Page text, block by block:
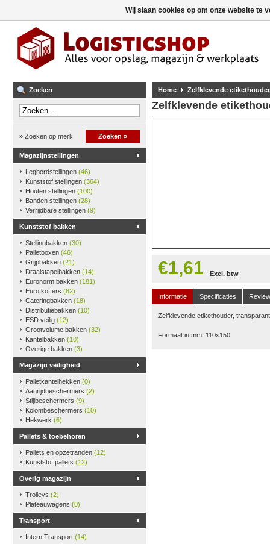
Zoeken
» Zoeken op merk Zoeken »
Magazijnstellingen
Legbordstellingen (46)
Kunststof stellingen (364)
Houten stellingen (100)
Banden stellingen (28)
Verrijdbare stellingen (9)
Kunststof bakken
Stellingbakken (30)
Palletboxen (46)
Grijpbakken (21)
Draaistapelbakken (14)
Euronorm bakken (181)
Euro koffers (62)
Cateringbakken (18)
Distributiebakken (10)
ESD veilig (12)
Grootvolume bakken (32)
Kantelbakken (10)
Overige bakken (3)
Magazijn veiligheid
Palletkantelhekken (0)
Aanrijdbeschermers (2)
Stijlbeschermers (9)
Kolombeschermers (10)
Hekwerk (6)
Pallets & toebehoren
Pallets en opzetranden (12)
Kunststof pallets (12)
Overig magazijn
Trolleys (2)
Plateauwagens (0)
Transport
Intern Transport (14)
Home Zelfklevende
Zelfklevende
€1,61 Excl. btw
Informatie Specificaties
Zelfklevende etikethouder, transparant
Formaat in mm: 110x150
Wij slaan cookies op om onze website te